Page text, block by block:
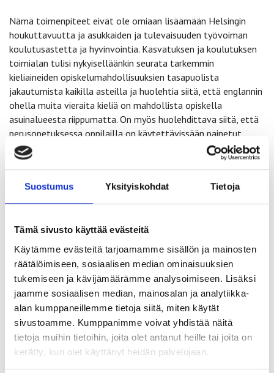
Suostumus Yksityiskohdat Tietoja
Tämä sivusto käyttää evästeitä
Käytämme evästeitä tarjoamamme sisällön ja mainosten
räätälöimiseen, sosiaalisen median ominaisuuksien
tukemiseen ja kävijämäärämme analysoimiseen. Lisäksi
jaamme sosiaalisen median, mainosalan ja analytiikka-
alan kumppaneillemme tietoja siitä, miten käytät
sivustoamme. Kumppanimme voivat yhdistää näitä
tietoja muihin tietoihin, joita olet antanut heille tai joita on
kerätty, kun olet käyttänyt heidän palvelujaan.
Nämä toimenpiteet eivät ole omiaan lisäämään Helsingin
houkuttavuutta ja asukkaiden ja tulevaisuuden työvoiman
koulutusastetta ja hyvinvointia. Kasvatuksen ja koulutuksen
toimialan tulisi nykyiselläänkin seurata tarkemmin
kieliaineiden opiskelumahdollisuuksien tasapuolista
jakautumista kaikilla asteilla ja huolehtia siitä, että englannin
ohella muita vieraita kieliä on mahdollista opiskella
asuinalueesta riippumatta. On myös huolehdittava siitä, että
perusopetuksessa oppilailla on käytettävissään painetut
oppimateriaalit.
parempi kuin ennakkoon odotettiin, mutta siitä todetaan, että
tilinpäätöksen loppusumma on syntynyt merkittävässä
talouteen liittyy epävarmuustekijöitä, mahdollistaa
kaupungin taloudellinen tilanne kuitenkin vuodelle 2023
talouspolitiikan, jossa tulisi sijoittaa koulutukseen
varhaisesta vaiheesta alkaen.
Helsingin kaupungin kasvatuksen ja koulutuksen toimialan
sivuilla esitellään Helsingin kouluverkkoa, jossa jokaisella
viidellä alueella voi opiskella monipuolisesti kieliä. Samojen
sivujen mukaan kaupunkistrategian mukaisesti Helsingissä